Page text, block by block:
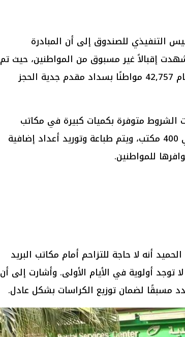
التنفيذي للصندوق إلى أن المبادرة
إقبالاً غير مسبوق من المواطنين، حيث تم
، بينما قام 42,757 مواطنًا بسداد مقدم جدية الحجز
الشروط متوفرة بكميات كبيرة في مكاتب
المميكن البالغ عددها حوالي 400 مكتب، ويتم طباعة وتوريد أعداد إضافية
للمواطنين.
مكاتب البريد
توجد أولوية في الأيام الأولى. وأشارت إلى أن
مسبقًا لضمان توزيع الكراسات بشكل عادل.